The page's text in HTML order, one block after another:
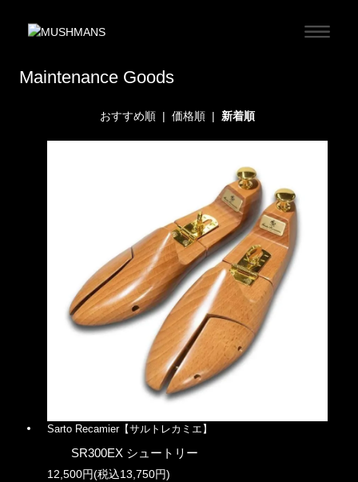
Maintenance Goods
おすすめ順| 価格順| 新着順
Sarto Recamier【サルトレカミエ】
SR300EX シュートリー
12,500円(税込13,750円)